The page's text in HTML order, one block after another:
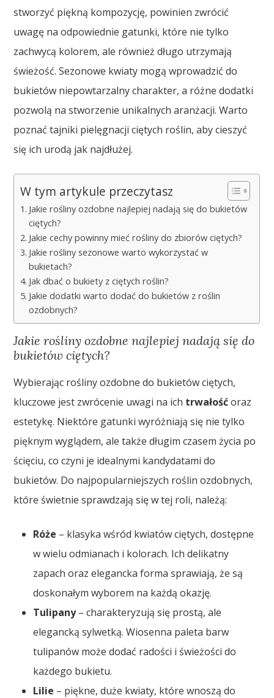
stworzyć piękną kompozycję, powinien zwrócić
uwagę na odpowiednie gatunki, które nie tylko
zachwycą kolorem, ale również długo utrzymają
świeżość. Sezonowe kwiaty mogą wprowadzić do
bukietów niepowtarzalny charakter, a różne dodatki
pozwolą na stworzenie unikalnych aranżacji. Warto
poznać tajniki pielęgnacji ciętych roślin, aby cieszyć
się ich urodą jak najdłużej.
W tym artykule przeczytasz
Jakie rośliny ozdobne najlepiej nadają się do bukietów
ciętych?
Jakie cechy powinny mieć rośliny do zbiorów ciętych?
Jakie rośliny sezonowe warto wykorzystać w
bukietach?
Jak dbać o bukiety z ciętych roślin?
Jakie dodatki warto dodać do bukietów z roślin
ozdobnych?
Jakie rośliny ozdobne najlepiej nadają się do
bukietów ciętych?
Wybierając rośliny ozdobne do bukietów ciętych,
kluczowe jest zwrócenie uwagi na ich trwałośćoraz
estetykę. Niektóre gatunki wyróżniają się nie tylko
pięknym wyglądem, ale także długim czasem życia po
ścięciu, co czyni je idealnymi kandydatami do
bukietów. Do najpopularniejszych roślin ozdobnych,
które świetnie sprawdzają się w tej roli, należą:
Róże – klasyka wśród kwiatów ciętych, dostępne
w wielu odmianach i kolorach. Ich delikatny
zapach oraz elegancka forma sprawiają, że są
doskonałym wyborem na każdą okazję.
Tulipany– charakteryzują się prostą, ale
elegancką sylwetką. Wiosenna paleta barw
tulipanów może dodać radości i świeżości do
każdego bukietu.
Lilie – piękne, duże kwiaty, które wnoszą do